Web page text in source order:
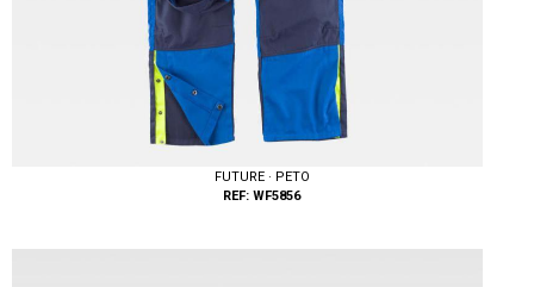
FUTURE · PETO
REF: WF5856